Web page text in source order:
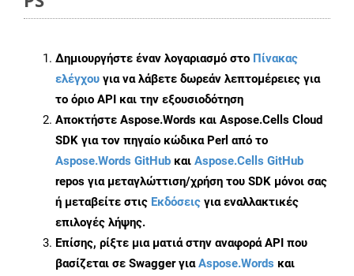
Δημιουργήστε έναν λογαριασμό στο Πίνακας
ελέγχου για να λάβετε δωρεάν λεπτομέρειες για
το όριο API και την εξουσιοδότηση
Αποκτήστε Aspose.Words και Aspose.Cells Cloud
SDK για τον πηγαίο κώδικα Perl από το
Aspose.Words GitHub και Aspose.Cells GitHub
repos για μεταγλώττιση/χρήση του SDK μόνοι σας
ή μεταβείτε στις Εκδόσεις για εναλλακτικές
επιλογές λήψης.
Επίσης, ρίξτε μια ματιά στην αναφορά API που
βασίζεται σε Swagger γιαAspose.Words και